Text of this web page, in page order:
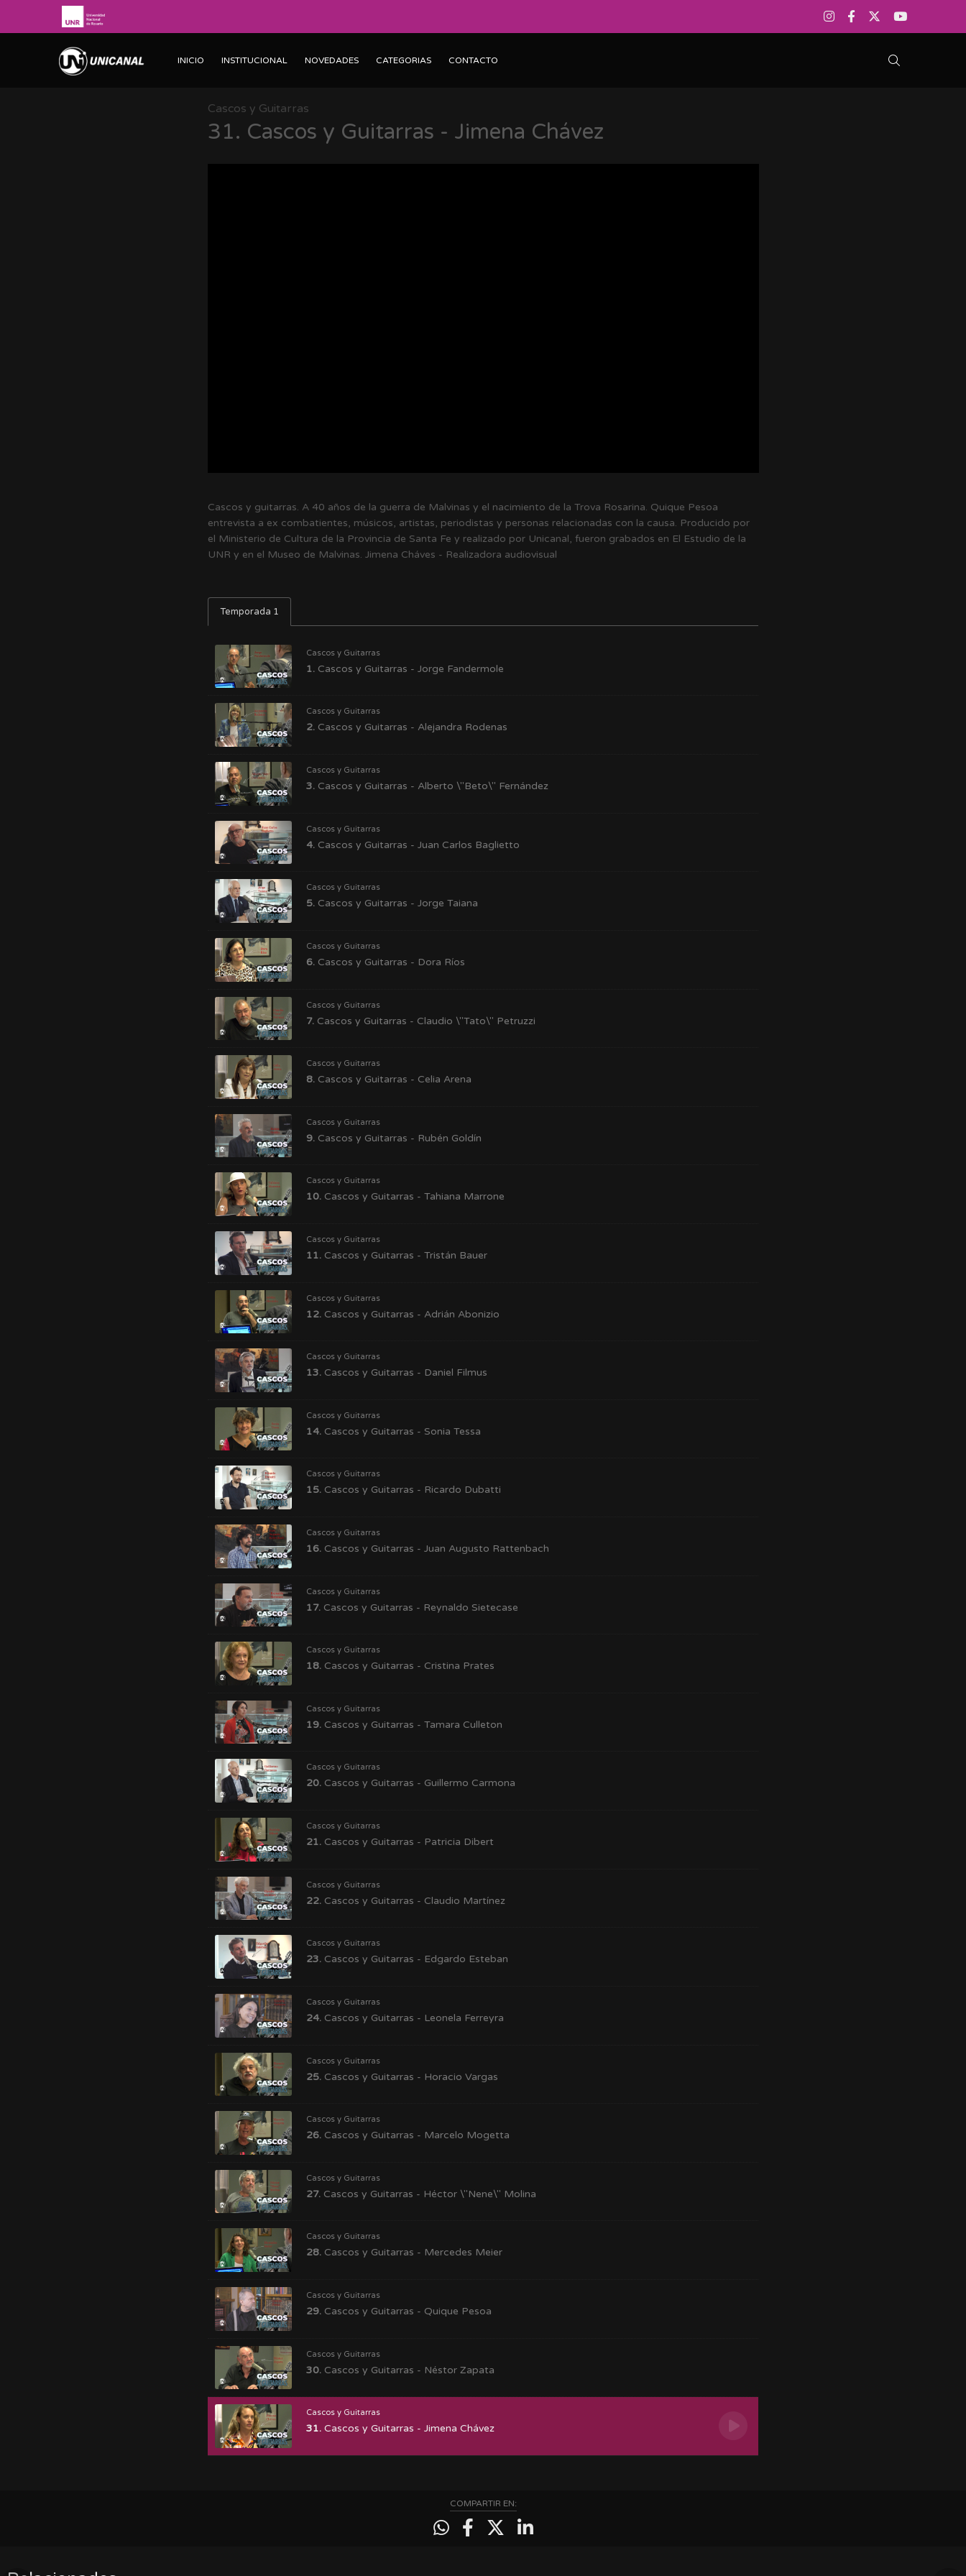
INICIO INSTITUCIONAL NOVEDADES CATEGORIAS CONTACTO
Cascos y Guitarras
31. Cascos y Guitarras - Jimena Chávez
Cascos y guitarras. A 40 años de la guerra de Malvinas y el nacimiento de la Trova Rosarina. Quique Pesoa
entrevista a ex combatientes, músicos, artistas, periodistas y personas relacionadas con la causa. Producido por
el Ministerio de Cultura de la Provincia de Santa Fe y realizado por Unicanal, fueron grabados en El Estudio de la
UNR y en el Museo de Malvinas. Jimena Cháves - Realizadora audiovisual
Temporada 1
Cascos y Guitarras
1. Cascos y Guitarras - Jorge Fandermole
Cascos y Guitarras
2. Cascos y Guitarras - Alejandra Rodenas
Cascos y Guitarras
3. Cascos y Guitarras - Alberto \"Beto\" Fernández
Cascos y Guitarras
4. Cascos y Guitarras - Juan Carlos Baglietto
Cascos y Guitarras
5. Cascos y Guitarras - Jorge Taiana
Cascos y Guitarras
6. Cascos y Guitarras - Dora Ríos
Cascos y Guitarras
7. Cascos y Guitarras - Claudio \"Tato\" Petruzzi
Cascos y Guitarras
8. Cascos y Guitarras - Celia Arena
Cascos y Guitarras
9. Cascos y Guitarras - Rubén Goldín
Cascos y Guitarras
10. Cascos y Guitarras - Tahiana Marrone
Cascos y Guitarras
11. Cascos y Guitarras - Tristán Bauer
Cascos y Guitarras
12. Cascos y Guitarras - Adrián Abonizio
Cascos y Guitarras
13. Cascos y Guitarras - Daniel Filmus
Cascos y Guitarras
14. Cascos y Guitarras - Sonia Tessa
Cascos y Guitarras
15. Cascos y Guitarras - Ricardo Dubatti
Cascos y Guitarras
16. Cascos y Guitarras - Juan Augusto Rattenbach
Cascos y Guitarras
17. Cascos y Guitarras - Reynaldo Sietecase
Cascos y Guitarras
18. Cascos y Guitarras - Cristina Prates
Cascos y Guitarras
19. Cascos y Guitarras - Tamara Culleton
Cascos y Guitarras
20. Cascos y Guitarras - Guillermo Carmona
Cascos y Guitarras
21. Cascos y Guitarras - Patricia Dibert
Cascos y Guitarras
22. Cascos y Guitarras - Claudio Martínez
Cascos y Guitarras
23. Cascos y Guitarras - Edgardo Esteban
Cascos y Guitarras
24. Cascos y Guitarras - Leonela Ferreyra
Cascos y Guitarras
25. Cascos y Guitarras - Horacio Vargas
Cascos y Guitarras
26. Cascos y Guitarras - Marcelo Mogetta
Cascos y Guitarras
27. Cascos y Guitarras - Héctor \"Nene\" Molina
Cascos y Guitarras
28. Cascos y Guitarras - Mercedes Meier
Cascos y Guitarras
29. Cascos y Guitarras - Quique Pesoa
Cascos y Guitarras
30. Cascos y Guitarras - Néstor Zapata
Cascos y Guitarras
31. Cascos y Guitarras - Jimena Chávez
COMPARTIR EN: